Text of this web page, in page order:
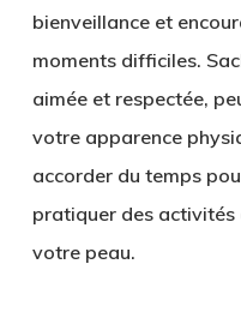
bienveillance et
moments difficiles.
aimée et respectée,
votre apparence
accorder du temps
pratiquer des
votre peau.